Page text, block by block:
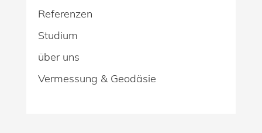
Referenzen
Studium
über uns
Vermessung & Geodäsie